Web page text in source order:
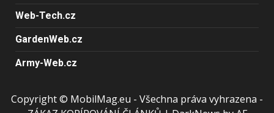
Web-Tech.cz
GardenWeb.cz
Army-Web.cz
Copyright © MobilMag.eu - Všechna práva vyhrazena -